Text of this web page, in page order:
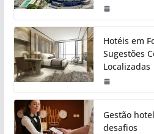
Hotéis em
Sugestões
Localizadas
Gestão
desafios